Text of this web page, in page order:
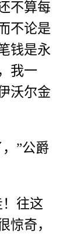
不算每
不论是
钱是永
我一
沃尔金
”公爵
往这
惊奇，